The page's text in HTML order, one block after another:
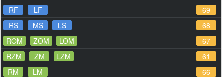
RF
LF
69
RS
MS LS
68
ROM
ZOM LOM
67
RZM
ZM LZM
61
RM
LM
66